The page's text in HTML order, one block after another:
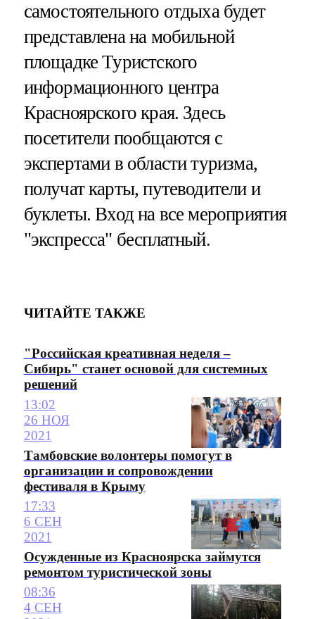
самостоятельного отдыха будет
представлена на мобильной
площадке Туристского
информационного центра
Красноярского края. Здесь
посетители пообщаются с
экспертами в области туризма,
получат карты, путеводители и
буклеты. Вход на все мероприятия
"экспресса" бесплатный.
ЧИТАЙТЕ ТАКЖЕ
"Российская креативная неделя –
Сибирь" станет основой для системных
решений
13:02
26 НОЯ
2021
Тамбовские волонтеры помогут в
организации и сопровождении
фестиваля в Крыму
17:33
6 СЕН
2021
Осужденные из Красноярска займутся
ремонтом туристической зоны
08:36
4 СЕН